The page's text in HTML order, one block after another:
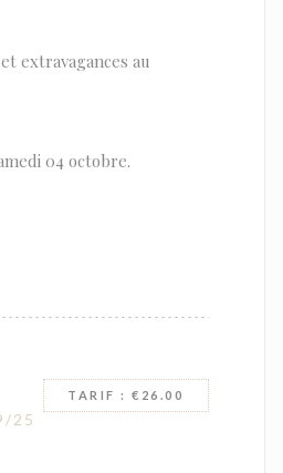
extravagances au
04 octobre.
25
TARIF : €26.00